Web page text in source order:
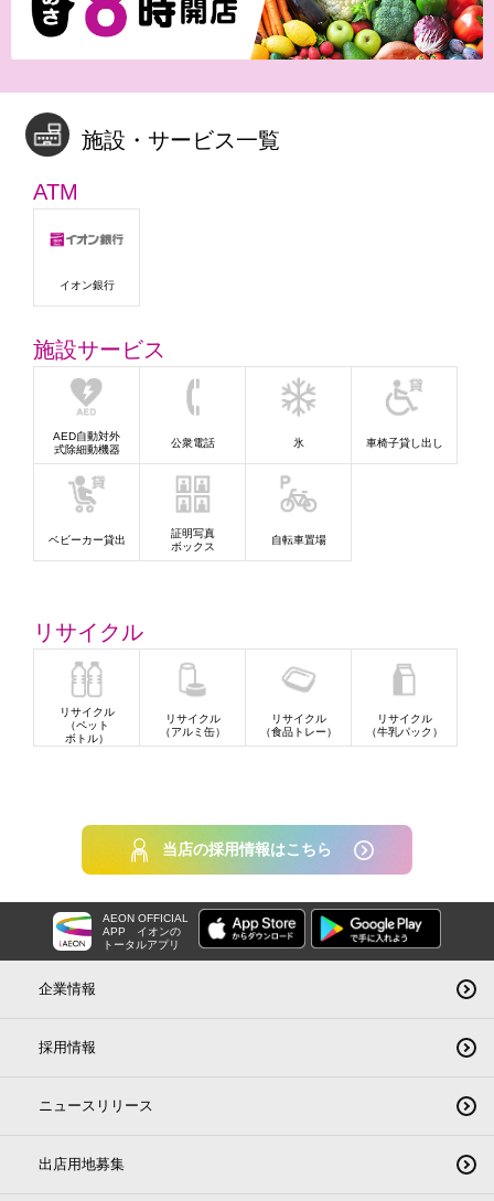
施設・サービス一覧
ATM
イオン銀行
施設サービス
AED自動対外
式除細動機器
公衆電話 氷 車椅子貸し出し
ベビーカー貸出
証明写真
ボックス
自転車置場
リサイクル
リサイクル
（ペット
ボトル）
リサイクル
（アルミ缶）
リサイクル
（食品トレー）
リサイクル
（牛乳パック）
当店の採用情報はこちら
AEON OFFICIAL
APP
イオンの
トータルアプリ
企業情報
採用情報
ニュースリリース
出店用地募集